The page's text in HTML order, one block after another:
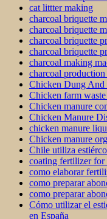
cat littter making
charcoal briquette
charcoal briquette
charcoal briquette
charcoal briquette
charcoal making
charcoal
Chicken Dung
Chicken farm
Chicken manure
Chicken Manure
chicken manure
Chicken manure
Chile utiliza
coating fertilizer for
como elaborar
como preparar
como preparar
Cómo utilizar el
en España